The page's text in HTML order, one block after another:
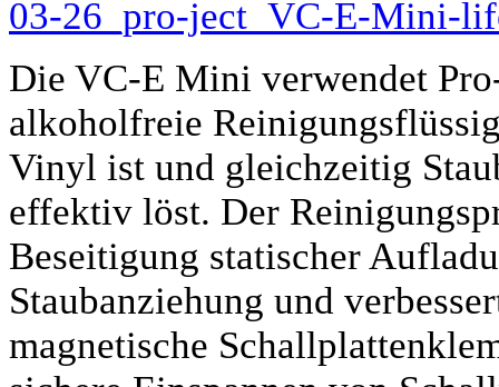
Die VC-E Mini verwendet
alkoholfreie
Vinyl ist und gleichzeitig
effektiv löst. Der
Beseitigung statischer
Staubanziehung und
magnetische